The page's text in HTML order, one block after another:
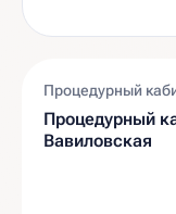
Процедурный
Процедурный
Вавиловская